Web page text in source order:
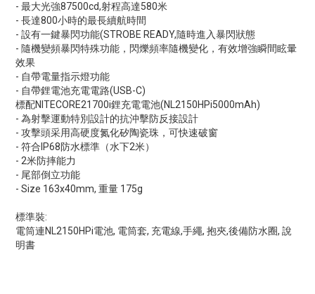
- 最大光強87500cd,射程高達580米
- 長達800小時的最長續航時間
- 設有一鍵暴閃功能(STROBE READY,隨時進入暴閃狀態
- 隨機變頻暴閃特殊功能，閃爍頻率隨機變化，有效增強瞬間眩暈
效果
- 自帶電量指示燈功能
- 自帶鋰電池充電電路(USB-C)
標配NITECORE21700i鋰充電電池(NL2150HPi5000mAh)
- 為射擊運動特別設計的抗沖擊防反接設計
- 攻擊頭采用高硬度氮化矽陶瓷珠，可快速破窗
- 符合IP68防水標準（水下2米）
- 2米防摔能力
- 尾部倒立功能
- Size 163x40mm, 重量 175g
標準裝:
電筒連NL2150HPi電池, 電筒套, 充電線,手繩, 抱夾,後備防水圈, 說
明書